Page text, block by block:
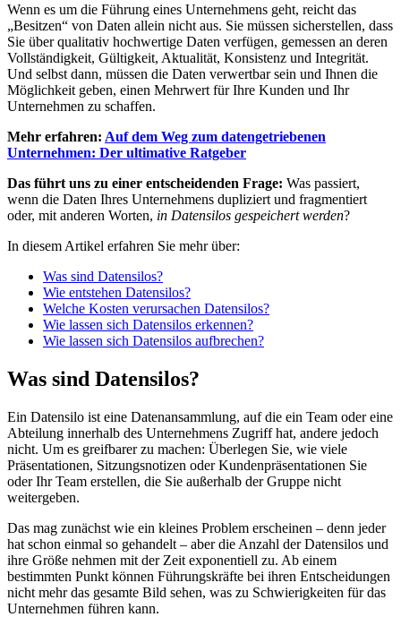
Wenn es um die Führung eines Unternehmens geht, reicht das
„Besitzen“ von Daten allein nicht aus. Sie müssen sicherstellen, dass
Sie über qualitativ hochwertige Daten verfügen, gemessen an deren
Vollständigkeit, Gültigkeit, Aktualität, Konsistenz und Integrität.
Und selbst dann, müssen die Daten verwertbar sein und Ihnen die
Möglichkeit geben, einen Mehrwert für Ihre Kunden und Ihr
Unternehmen zu schaffen.
Mehr erfahren: Aufdem Weg zum datengetriebenen
Unternehmen: Der ultimative Ratgeber
Das führt uns zu einer entscheidenden Frage: Was passiert,
wenn die Daten Ihres Unternehmens dupliziert und fragmentiert
oder, mit anderen Worten, in Datensilos gespeichert werden?
In diesem Artikel erfahren Sie mehr über:
Was sind Datensilos?
Wie entstehen Datensilos?
Welche Kosten verursachen Datensilos?
Wie lassen sich Datensilos erkennen?
Wie lassen sich Datensilos aufbrechen?
Was sind Datensilos?
Ein Datensilo ist eine Datenansammlung, auf die ein Team oder eine
Abteilung innerhalb des Unternehmens Zugriff hat, andere jedoch
nicht. Um es greifbarer zu machen: Überlegen Sie, wie viele
Präsentationen, Sitzungsnotizen oder Kundenpräsentationen Sie
oder Ihr Team erstellen, die Sie außerhalb der Gruppe nicht
weitergeben.
Das mag zunächst wie ein kleines Problem erscheinen – denn jeder
hat schon einmal so gehandelt – aber die Anzahl der Datensilos und
ihre Größe nehmen mit der Zeit exponentiell zu. Ab einem
bestimmten Punkt können Führungskräfte bei ihren Entscheidungen
nicht mehr das gesamte Bild sehen, was zu Schwierigkeiten für das
Unternehmen führen kann.